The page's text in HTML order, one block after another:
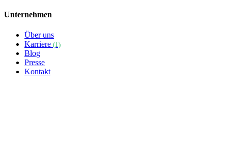
Unternehmen
Über uns
Karriere (1)
Blog
Presse
Kontakt